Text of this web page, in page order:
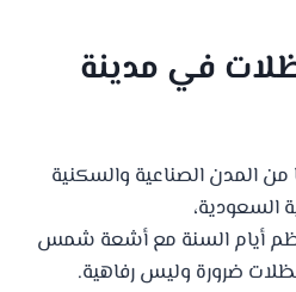
في مدينة
من المدن الصناعية والسكنية
السعودية،
أيام السنة مع أشعة شمس
ضرورة وليس رفاهية.